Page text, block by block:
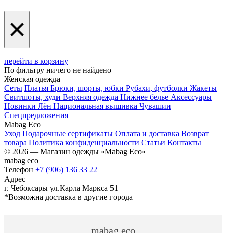
×
перейти в корзину
По фильтру ничего не найдено
Женская одежда
Сеты Платья Брюки, шорты, юбки Рубахи, футболки Жакеты
Свитшоты, худи Верхняя одежда Нижнее белье Аксессуары
Новинки Лён Национальная вышивка Чувашии
Спецпредложения
Mabag Eco
Уход Подарочные сертификаты Оплата и доставка Возврат
товара Политика конфиденциальности Статьи Контакты
© 2026 — Магазин одежды «Mabag Eco»
mabag eco
Телефон +7 (906) 136 33 22
Адрес
г. Чебоксары ул.Карла Маркса 51
*Возможна доставка в другие города
mabag eco